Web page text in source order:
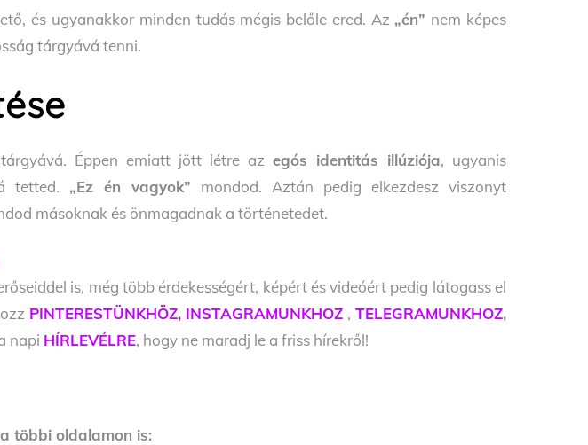
és ugyanakkor minden tudás mégis belőle ered. Az „én” nem képes
tárgyává tenni.
Éppen emiatt jött létre azegós identitás illúziója, ugyanis
tetted. „Ez én vagyok” mondod. Aztán pedig elkezdesz viszonyt
másoknak és önmagadnak a történetedet.
is, még több érdekességért, képért és videóért pedig látogass el
PINTERESTÜNKHÖZ, INSTAGRAMUNKHOZ , TELEGRAMUNKHOZ,
napi HÍRLEVÉLRE, hogy ne maradj le a friss hírekről!
többi oldalamon is: